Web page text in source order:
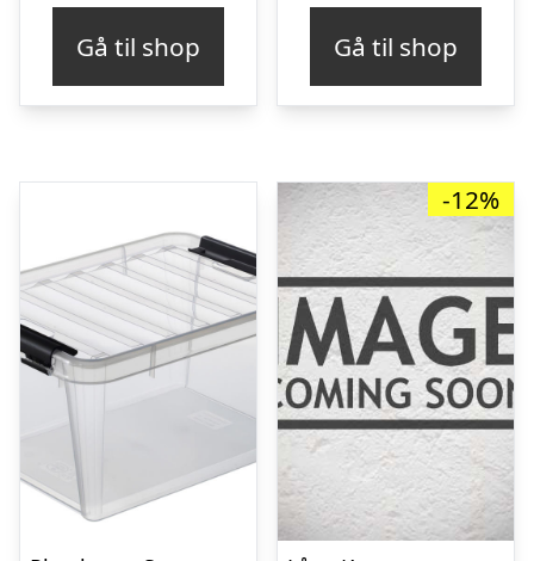
Gå til shop Gå til shop
-12%